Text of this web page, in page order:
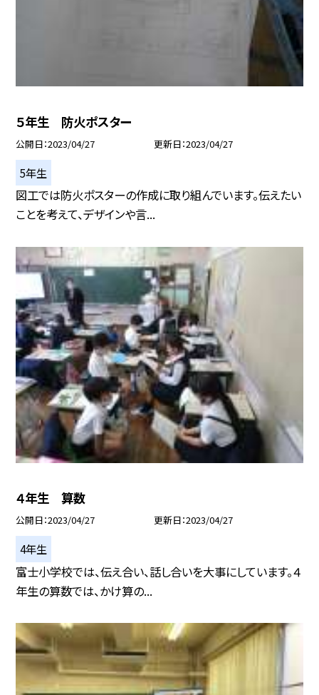
５年生 防火ポスター
公開日 2023/04/27 更新日 2023/04/27
5年生
図工では防火ポスターの作成に取り組んでいます。伝えたい
ことを考えて、デザインや言...
４年生 算数
公開日 2023/04/27 更新日 2023/04/27
4年生
富士小学校では、伝え合い、話し合いを大事にしています。４
年生の算数では、かけ算の...